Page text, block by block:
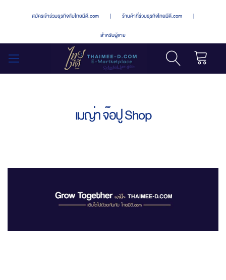
สมัครเข้าร่วมธุรกิจกับไทยมีดี.com | ร้านค้าที่ร่วมธุรกิจไทยมีดี.com |
สำหรับผู้ขาย
เมญ่า จ๊อปู Shop